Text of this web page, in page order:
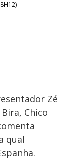
)
Zé
Chico
qual